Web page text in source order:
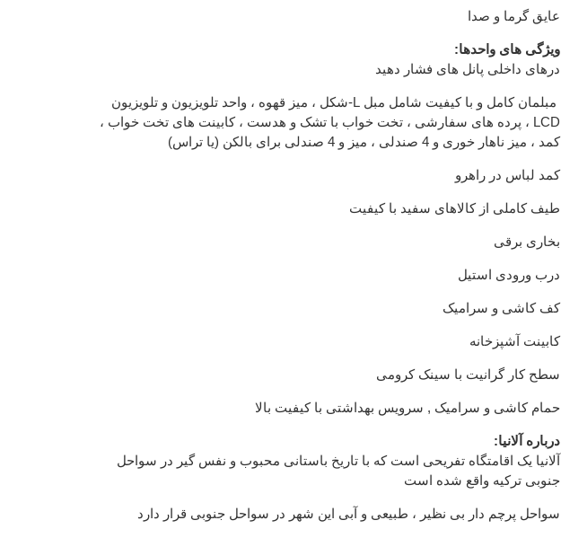
عایق گرما و صدا
ویژگی های واحدها:
درهای داخلی پانل های فشار دهید
مبلمان کامل و با کیفیت شامل مبل L-شکل ، میز قهوه ، واحد تلویزیون و تلویزیون
LCD ، پرده های سفارشی ، تخت خواب با تشک و هدست ، کابینت های تخت خواب ،
کمد ، میز ناهار خوری و 4 صندلی ، میز و 4 صندلی برای بالکن (یا تراس)
کمد لباس در راهرو
طیف کاملی از کالاهای سفید با کیفیت
بخاری برقی
درب ورودی استیل
کف کاشی و سرامیک
کابینت آشپزخانه
سطح کار گرانیت با سینک کرومی
حمام کاشی و سرامیک , سرویس بهداشتی با کیفیت بالا
:درباره آلانیا
آلانیا یک اقامتگاه تفریحی است که با تاریخ باستانی محبوب و نفس گیر در سواحل
جنوبی ترکیه واقع شده است
سواحل پرچم دار بی نظیر ، طبیعی و آبی این شهر در سواحل جنوبی قرار دارد